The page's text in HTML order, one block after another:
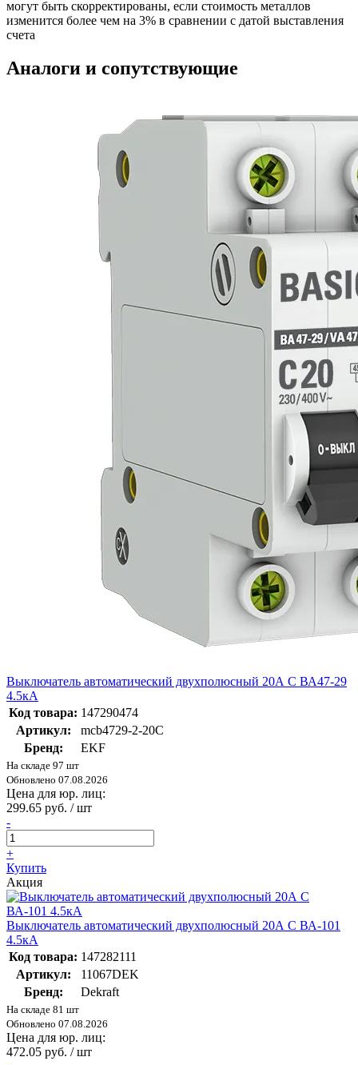
могут быть скорректированы, если стоимость металлов
изменится более чем на 3% в сравнении с датой выставления
счета
Аналоги и сопутствующие
Выключатель автоматический двухполюсный 20А С ВА47-29
4.5кА
Код товара: 147290474
Артикул:
mcb4729-2-20C
Бренд:
EKF
На складе 97 шт
Обновлено 07.08.2026
Цена для юр. лиц:
299.65 руб. / шт
-
+
Купить
Акция
Выключатель автоматический двухполюсный 20А С ВА-101
4.5кА
Код товара: 147282111
Артикул:
11067DEK
Бренд:
Dekraft
На складе 81 шт
Обновлено 07.08.2026
Цена для юр. лиц:
472.05 руб. / шт